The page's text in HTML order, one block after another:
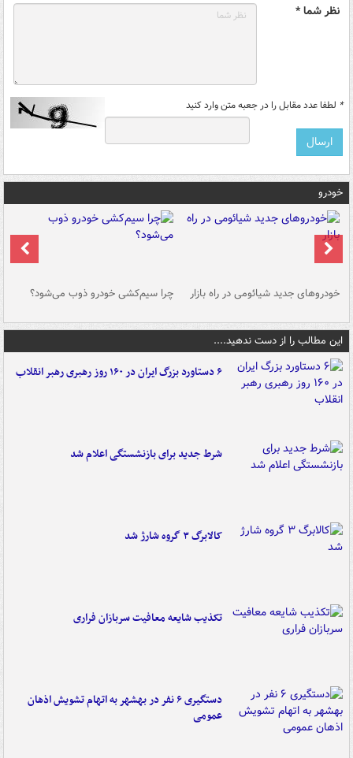
نظر شما *
* لطفا عدد مقابل را در جعبه متن وارد کنید
خودرو
خودروهای جدید شیائومی در راه بازار چرا سیم‌کشی خودرو ذوب می‌شود؟
این مطالب را از دست ندهید....
۶ دستاورد بزرگ ایران در ۱۶۰ روز رهبری رهبر انقلاب
شرط جدید برای بازنشستگی اعلام شد
کالابرگ ۳ گروه شارژ شد
تکذیب شایعه معافیت سربازان فراری
دستگیری ۶ نفر در بهشهر به اتهام تشویش اذهان
عمومی